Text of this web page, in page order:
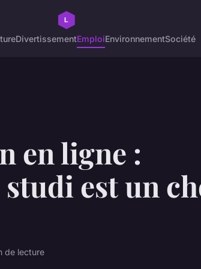
DivertissementEmploiEnvironnementSociété
en ligne :
est un
de lecture